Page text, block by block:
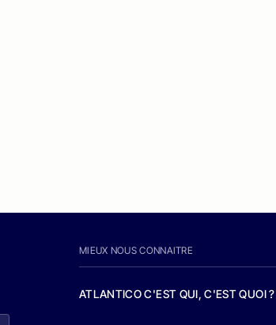
MIEUX NOUS CONNAITRE
ATLANTICO C'EST QUI, C'EST QUOI ?